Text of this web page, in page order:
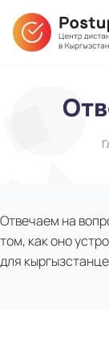
Отвечаем на
том, как оно
для